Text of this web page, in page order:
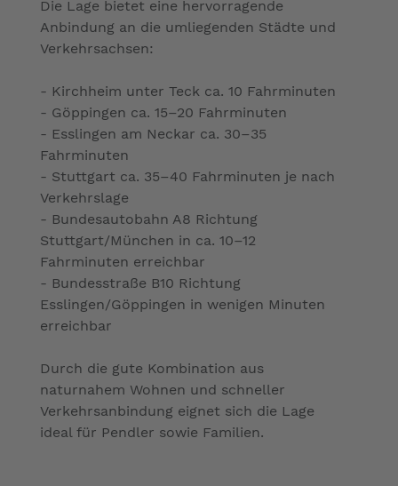
Die Lage bietet eine hervorragende
Anbindung an die umliegenden Städte und
Verkehrsachsen:
- Kirchheim unter Teck ca. 10 Fahrminuten
- Göppingen ca. 15–20 Fahrminuten
- Esslingen am Neckar ca. 30–35
Fahrminuten
- Stuttgart ca. 35–40 Fahrminuten je nach
Verkehrslage
- Bundesautobahn A8 Richtung
Stuttgart/München in ca. 10–12
Fahrminuten erreichbar
- Bundesstraße B10 Richtung
Esslingen/Göppingen in wenigen Minuten
erreichbar
Durch die gute Kombination aus
naturnahem Wohnen und schneller
Verkehrsanbindung eignet sich die Lage
ideal für Pendler sowie Familien.